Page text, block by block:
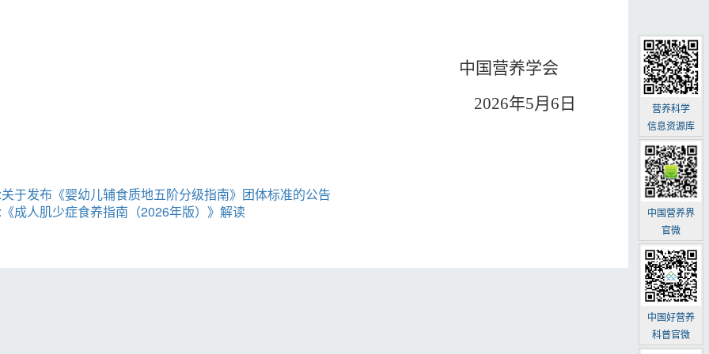
中国营养学会
2026年5月 6 日
于发布《婴幼儿辅食质地五阶分级指南》团体标准的公告
成人肌少症食养指南（2026年版）》解读
营养科学
信息资源库
中国营养界
官微
中国好营养
科普官微